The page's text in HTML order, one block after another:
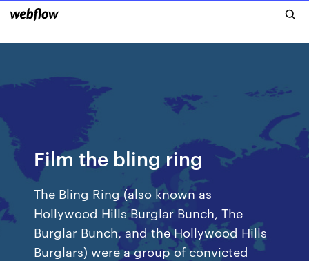
Film the bling ring
The Bling Ring (also known as
Hollywood Hills Burglar Bunch, The
Burglar Bunch, and the Hollywood Hills
Burglars) were a group of convicted